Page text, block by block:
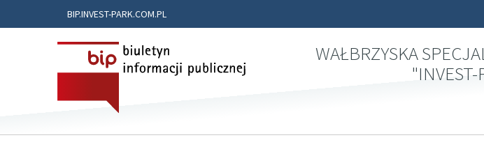
BIP.INVEST-PARK.COM.PL
WAŁBRZYSKA
"INVEST-